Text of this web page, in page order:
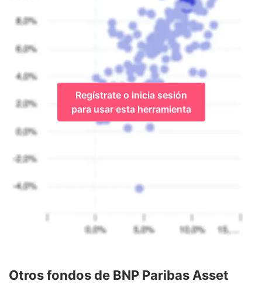
Regístrate o inicia sesión
para usar esta herramienta
Otros fondos de BNP Paribas Asset